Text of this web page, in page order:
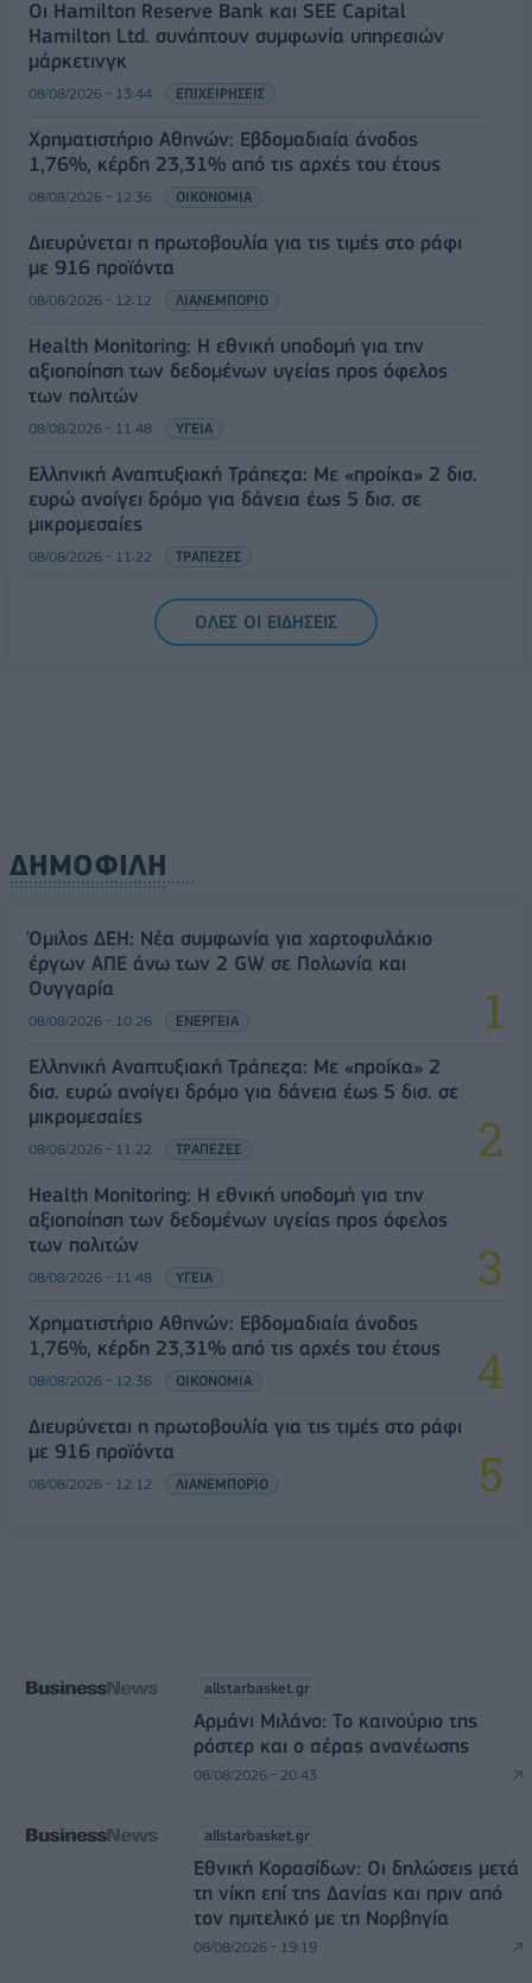
Οι Hamilton Reserve Bank και SEE Capital
Hamilton Ltd. συνάπτουν συμφωνία υπηρεσιών
μάρκετινγκ
08/08/2026 - 13:44 ΕΠΙΧΕΙΡΗΣΕΙΣ
Χρηματιστήριο Αθηνών: Εβδομαδιαία άνοδος
1,76%, κέρδη 23,31% από τις αρχές του έτους
08/08/2026 - 12:36 ΟΙΚΟΝΟΜΙΑ
Διευρύνεται η πρωτοβουλία για τις τιμές στο ράφι
με 916 προϊόντα
08/08/2026 - 12:12 ΛΙΑΝΕΜΠΟΡΙΟ
Health Monitoring: Η εθνική υποδομή για την
αξιοποίηση των δεδομένων υγείας προς όφελος
των πολιτών
08/08/2026 - 11:48 ΥΓΕΙΑ
Ελληνική Αναπτυξιακή Τράπεζα: Με «προίκα» 2 δισ.
ευρώ ανοίγει δρόμο για δάνεια έως 5 δισ. σε
μικρομεσαίες
08/08/2026 - 11:22 ΤΡΑΠΕΖΕΣ
5G παντού, 6G στον ορίζοντα: Πού βρίσκεται η
Ελλάδα στη μεγάλη τεχνολογική μετάβαση
ΟΛΕΣ ΟΙ ΕΙΔΗΣΕΙΣ
ΔΗΜΟΦΙΛΗ
Όμιλος ΔΕΗ: Νέα συμφωνία για χαρτοφυλάκιο
έργων ΑΠΕ άνω των 2 GW σε Πολωνία και
Ουγγαρία
08/08/2026 - 10:26 ΕΝΕΡΓΕΙΑ
Ελληνική Αναπτυξιακή Τράπεζα: Με «προίκα» 2
δισ. ευρώ ανοίγει δρόμο για δάνεια έως 5 δισ. σε
μικρομεσαίες
08/08/2026 - 11:22 ΤΡΑΠΕΖΕΣ
Health Monitoring: Η εθνική υποδομή για την
αξιοποίηση των δεδομένων υγείας προς όφελος
των πολιτών
08/08/2026 - 11:48 ΥΓΕΙΑ
Χρηματιστήριο Αθηνών: Εβδομαδιαία άνοδος
1,76%, κέρδη 23,31% από τις αρχές του έτους
08/08/2026 - 12:36 ΟΙΚΟΝΟΜΙΑ
Διευρύνεται η πρωτοβουλία για τις τιμές στο ράφι
με 916 προϊόντα
08/08/2026 - 12:12 ΛΙΑΝΕΜΠΟΡΙΟ
allstarbasket.gr
Αρμάνι Μιλάνο: Το καινούριο της
ρόστερ και ο αέρας ανανέωσης
08/08/2026 - 20:43
allstarbasket.gr
Εθνική Κορασίδων: Οι δηλώσεις μετά
τη νίκη επί της Δανίας και πριν από
τον ημιτελικό με τη Νορβηγία
08/08/2026 - 19:19